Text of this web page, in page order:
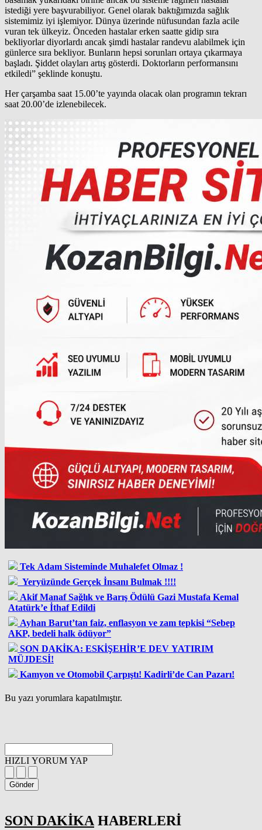
istediği yere başvurabiliyor. Genel olarak baktığımızda sağlık
sistemimiz iyi işlemiyor. Dünya üzerinde nüfusundan fazla acile
vuran tek ülkeyiz. Önceden hastalar erken saatte gidip sıra
bekliyorlar diyorlardı ancak şimdi hastalar randevu alabilmek için
günlerce sıra bekliyor. Bunların hepsi sorunları ortaya çıkarmaya
başladı. Şiddet olayları artış gösterdi. Doktorların performansını
etkiledi” şeklinde konuştu.
Her çarşamba saat 15.00’te yayında olacak olan programın tekrarı
saat 20.00’de izlenebilecek.
Tek Adam Sisteminde Muhalefet Olmaz !
Yeryüzünde Gerçek İnsanı Bulmak !!!!
Akif Manaf Sağlık ve Barış Ödülü Gazi Mustafa Kemal
Atatürk’e İthaf Edildi
Ayhan Barut’tan faiz, enflasyon ve zam tepkisi “Sebep
AKP, bedeli halk ödüyor”
SON DAKİKA: ESKİŞEHİR’E DEV YATIRIM
MÜJDESİ!
Kamyon ve Otomobil Çarpıştı! Kadirli’de Can Pazarı!
Bu yazı yorumlara kapatılmıştır.
HIZLI YORUM YAP
Gönder
SON DAKİKA HABERLERİ